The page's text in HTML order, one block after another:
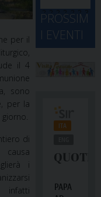
per il
il 4
sono
per la
di
i
infatti
2
4
2
5
2
6
2
7
2
8
2
9
3
0
3
1 1 2 3 4 5 6
PROSSIM
I EVENTI